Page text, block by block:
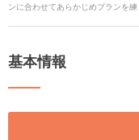
ンに合わせてあらかじめプランを
基本情報